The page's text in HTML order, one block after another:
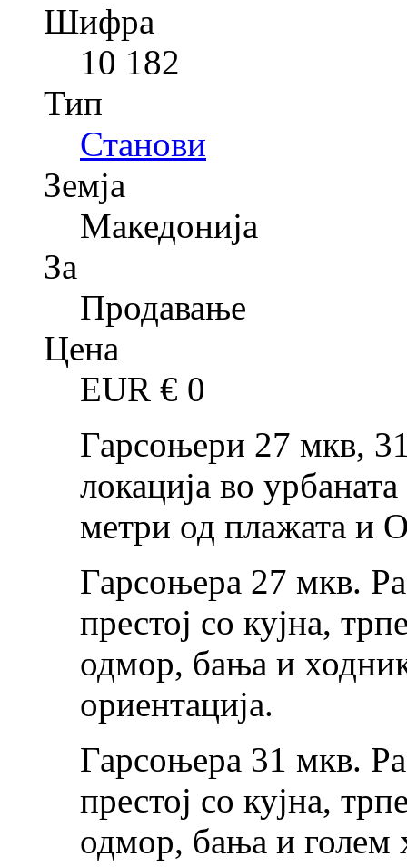
Шифра
10 182
Тип
Станови
Земја
Македонија
За
Продавање
Цена
EUR € 0
Гарсоњери 27 мкв,
локација во
метри од плажата и
Гарсоњера 27 мкв.
престој со кујна,
одмор, бања и
ориентација.
Гарсоњера 31 мкв.
престој со кујна,
одмор, бања и голем